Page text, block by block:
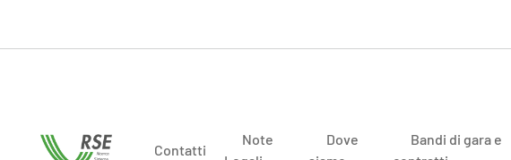
Contatti
Note
Dove
Bandi di gara e